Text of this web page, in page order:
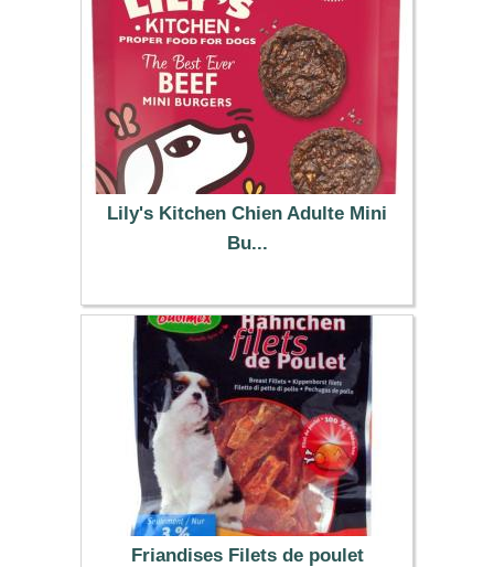
Lily's Kitchen Chien Adulte Mini
Bu...
2.99 €
Friandises Filets de poulet